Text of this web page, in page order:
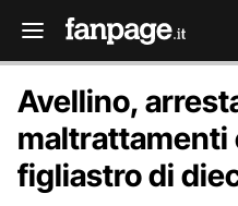
Avellino,
maltrattamenti
figliastro di